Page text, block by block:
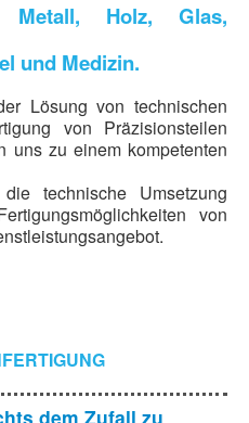
Metall, Holz, Glas,
und Medizin.
Lösung von technischen
von Präzisionsteilen
uns zu einem kompetenten
technische Umsetzung
von
dem Zufall zu